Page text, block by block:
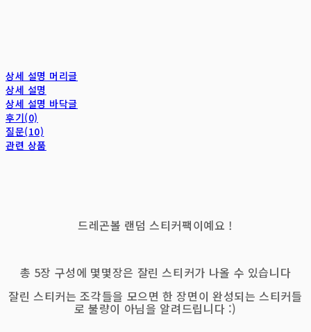
상세 설명 머리글
상세 설명
상세 설명 바닥글
후기(0)
질문(10)
관련 상품
드레곤볼 랜덤 스티커팩이예요 !
총 5장 구성에 몇몇장은 잘린 스티커가 나올 수 있습니다
잘린 스티커는 조각들을 모으면 한 장면이 완성되는 스티커들
로 불량이 아님을 알려드립니다 :)